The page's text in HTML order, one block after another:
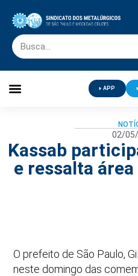
APP
02/
Kassab
e ressalta
O prefeito de São Paulo,
neste domingo das